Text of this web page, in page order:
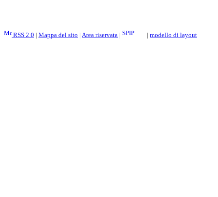
RSS 2.0 | Mappa del sito | Area riservata | | modello di layout